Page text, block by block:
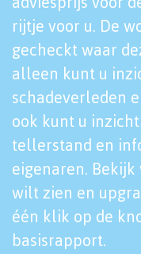
rijtje voor u. De
gecheckt waar
alleen kunt u
schadeverleden
ook kunt u
tellerstand en
eigenaren.
wilt zien en
één klik op de
basisrapport.